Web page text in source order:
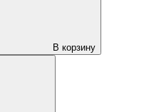
В корзину